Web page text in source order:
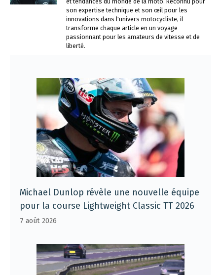
son expertise technique et son œil pour les
innovations dans l'univers motocycliste, il
transforme chaque article en un voyage
passionnant pour les amateurs de vitesse et de
liberté.
Michael Dunlop révèle une nouvelle équipe
pour la course Lightweight Classic TT 2026
7 août 2026